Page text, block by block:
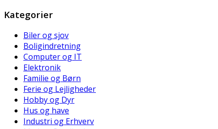
Kategorier
Biler og sjov
Boligindretning
Computer og IT
Elektronik
Familie og Børn
Ferie og Lejligheder
Hobby og Dyr
Hus og have
Industri og Erhverv